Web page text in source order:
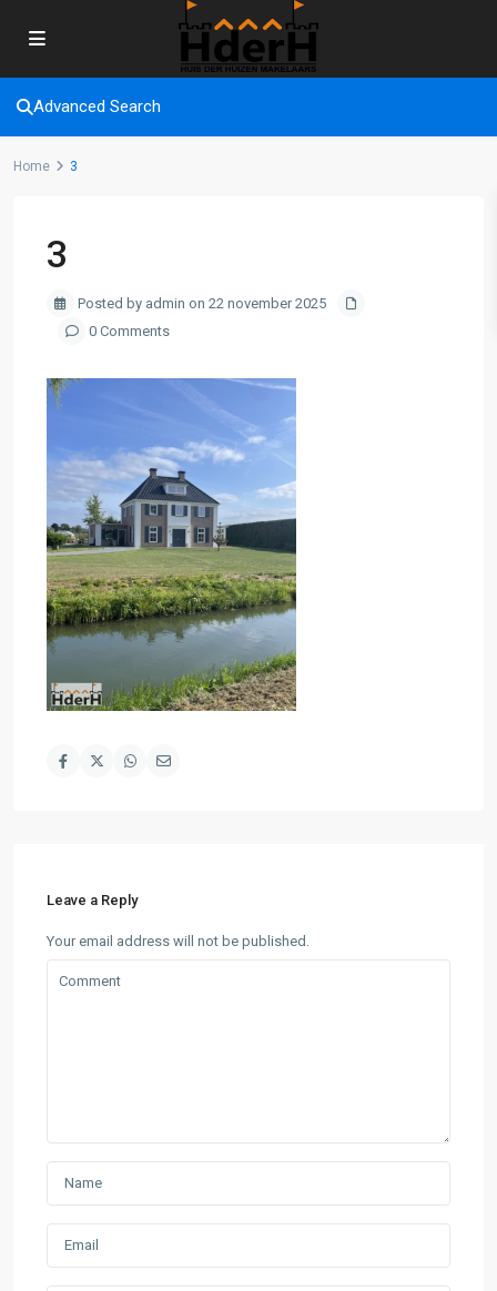
Advanced Search
Home 3
3
Posted by admin on 22 november 2025
0 Comments
Leave a Reply
Your email address will not be published.